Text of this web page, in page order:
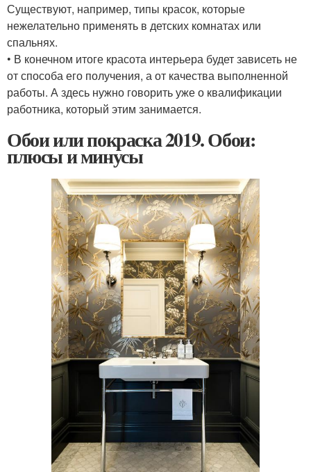
Существуют, например, типы красок, которые
нежелательно применять в детских комнатах или
спальнях.
• В конечном итоге красота интерьера будет зависеть не
от способа его получения, а от качества выполненной
работы. А здесь нужно говорить уже о квалификации
работника, который этим занимается.
Обои или покраска 2019. Обои:
плюсы и минусы